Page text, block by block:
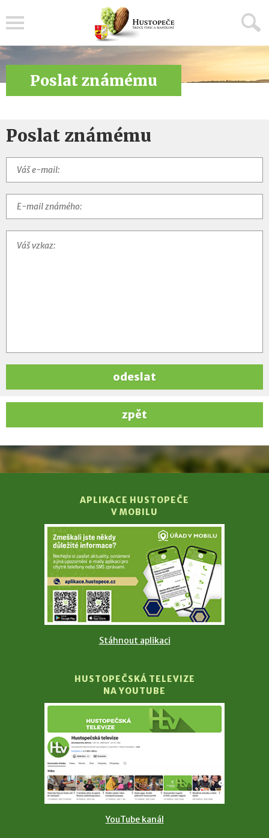
Poslat známému
Poslat známému
odeslat
zpět
APLIKACE HUSTOPEČE
V MOBILU
Stáhnout aplikaci
HUSTOPEČSKÁ TELEVIZE
NA YOUTUBE
YouTube kanál